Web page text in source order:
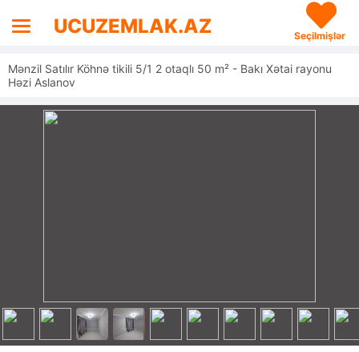
UCUZEMLAK.AZ Seçilmişlər
Mənzil Satılır Köhnə tikili 5/1 2 otaqlı 50 m² - Bakı Xətai rayonu
Həzi Aslanov